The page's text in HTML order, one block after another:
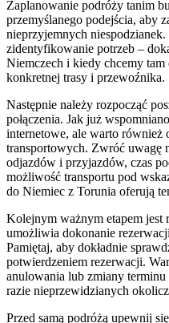
Zaplanowanie podróży tanim
przemyślanego podejścia, aby
nieprzyjemnych
zidentyfikowanie potrzeb –
Niemczech i kiedy chcemy
konkretnej trasy i przewoźnika.
Następnie należy rozpocząć
połączenia. Jak już
internetowe, ale warto
transportowych. Zwróć uwagę
odjazdów i przyjazdów, czas
możliwość transportu pod
do Niemiec z Torunia oferują
Kolejnym ważnym etapem jest
umożliwia dokonanie
Pamiętaj, aby dokładnie
potwierdzeniem rezerwacji.
anulowania lub zmiany
razie nieprzewidzianych
Przed samą podróżą upewnij